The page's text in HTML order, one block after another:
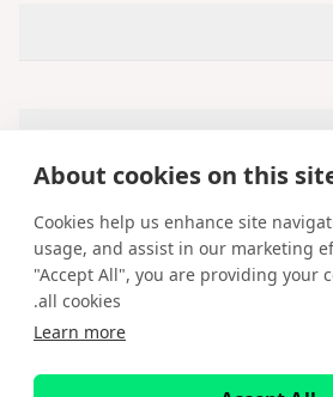
About cookies on this
Cookies help us enhance site
usage, and assist in our marketing
"Accept All", you are providing your
all cookies.
Learn more
X
Instagram
Facebook
حقوق الطبع والنشر © 2026 لشركة ®Spotware Systems Ltd. cTrader®, Open